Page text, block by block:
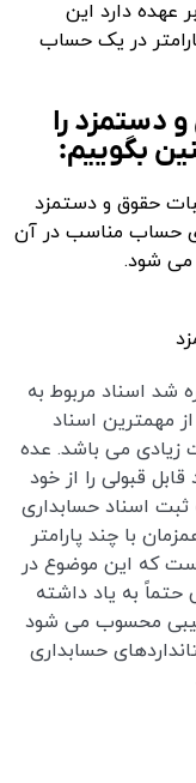
دارد این
در یک حساب
دستمزد را
بگوییم:
حقوق و دستمزد
حساب مناسب در آن
می شود.
شد اسناد مربوط به
مهمترین اسناد
زیادی می باشد. عده
قبولی را از خود
ثبت اسناد حسابداری
با چند پارامتر
که این موضوع در
حتماً به یاد داشته
محسوب می شود
حسابداری